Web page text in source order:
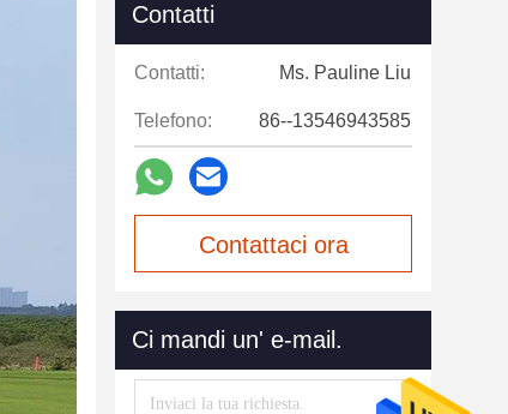
Contatti
Contatti: Ms. Pauline Liu
Telefono: 86--13546943585
Contattaci ora
Ci mandi un' e-mail.